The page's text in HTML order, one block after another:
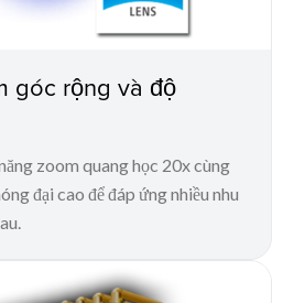
góc rộng và độ
zoom quang học 20x cùng
đại cao để đáp ứng nhiều nhu